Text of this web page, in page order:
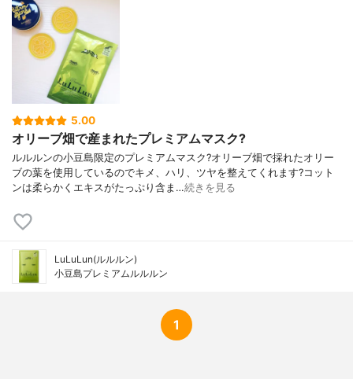
放置時間
内容量のバリエーション
5.00
オリーブ畑で産まれたプレミアムマスク?
ルルルンの小豆島限定のプレミアムマスク?オリーブ畑で採れたオリー
ブの葉を使用しているのでキメ、ハリ、ツヤを整えてくれます?コット
ンは柔らかくエキスがたっぷり含ま…続きを見る
LuLuLun(ルルルン)
小豆島プレミアムルルルン
1